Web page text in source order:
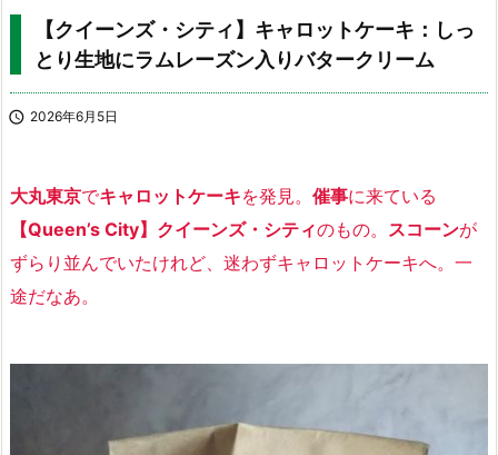

【クイーンズ・シティ】キャロットケーキ：しっ
とり生地にラムレーズン入りバタークリーム
 2026年6月5日
大丸東京でキャロットケーキを発見。 催事に来ている
【Queen’s City】クイーンズ・シティのもの。 スコーンが
ずらり並んでいたけれど、迷わずキャロットケーキへ。一
途だなあ。